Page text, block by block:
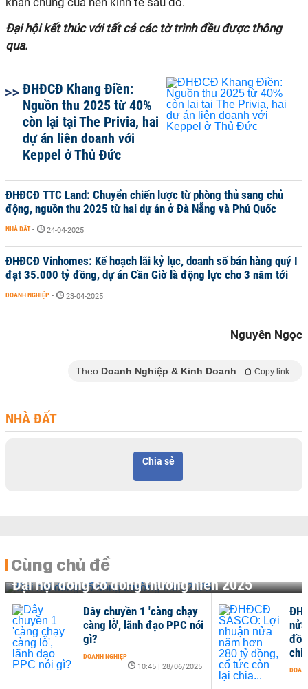
Đại hội kết thúc với tất cả các tờ trình đều được thông
qua.
ĐHĐCĐ Khang Điền:
Nguồn thu 2025 từ 40%
còn lại tại The Privia, hai
dự án liên doanh với
Keppel ở Thủ Đức
ĐHĐCĐ TTC Land: Chuyển chiến lược từ phòng thủ sang chủ
động, nguồn thu 2025 từ hai dự án ở Đà Nẵng và Phú Quốc
NHÀ ĐẤT - 24-04-2025
ĐHĐCĐ Vinhomes: Kế hoạch lãi kỷ lục, doanh số bán hàng quý I
đạt 35.000 tỷ đồng, dự án Cần Giờ là động lực cho 3 năm tới
DOANH NGHIỆP - 23-04-2025
Nguyên Ngọc
Theo Doanh Nghiệp & Kinh Doanh Copy link
NHÀ ĐẤT
Chia sẻ
Cùng chủ đề
Đại hội đồng cổ đông thường niên 2025
Dây chuyền 1 'càng chạy
càng lỗ', lãnh đạo PPC nói
gì?
DOANH NGHIỆP -
10:45 | 28/06/2025